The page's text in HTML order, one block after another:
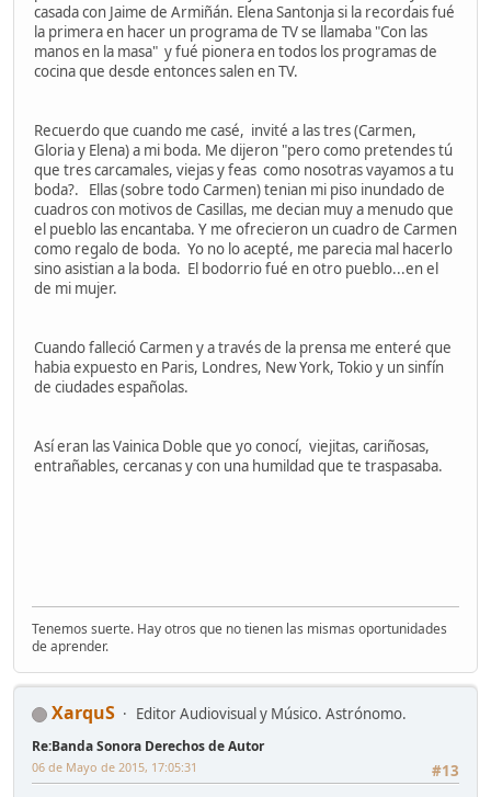
casada con Jaime de Armiñán. Elena Santonja si la recordais fué
la primera en hacer un programa de TV se llamaba "Con las
manos en la masa" y fué pionera en todos los programas de
cocina que desde entonces salen en TV.
Recuerdo que cuando me casé, invité a las tres (Carmen,
Gloria y Elena) a mi boda. Me dijeron "pero como pretendes tú
que tres carcamales, viejas y feas como nosotras vayamos a tu
boda?. Ellas (sobre todo Carmen) tenian mi piso inundado de
cuadros con motivos de Casillas, me decian muy a menudo que
el pueblo las encantaba. Y me ofrecieron un cuadro de Carmen
como regalo de boda. Yo no lo acepté, me parecia mal hacerlo
sino asistian a la boda. El bodorrio fué en otro pueblo...en el
de mi mujer.
Cuando falleció Carmen y a través de la prensa me enteré que
habia expuesto en Paris, Londres, New York, Tokio y un sinfín
de ciudades españolas.
Así eran las Vainica Doble que yo conocí, viejitas, cariñosas,
entrañables, cercanas y con una humildad que te traspasaba.
Tenemos suerte. Hay otros que no tienen las mismas oportunidades
de aprender.
XarquS Editor Audiovisual y Músico. Astrónomo.
Re:Banda Sonora Derechos de Autor
#13
06 de Mayo de 2015, 17:05:31